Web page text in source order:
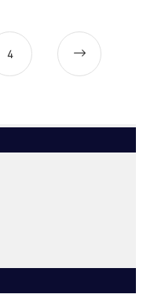
4 Older